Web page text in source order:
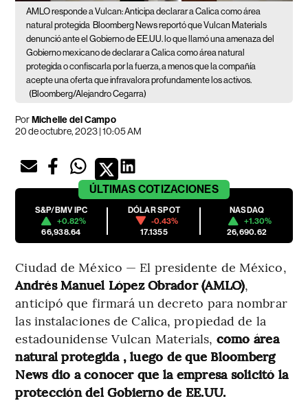
AMLO responde a Vulcan: Anticipa declarar a Calica como área
natural protegida Bloomberg News reportó que Vulcan Materials
denunció ante el Gobierno de EE.UU. lo que llamó una amenaza del
Gobierno mexicano de declarar a Calica como área natural
protegida o confiscarla por la fuerza, a menos que la compañía
acepte una oferta que infravalora profundamente los activos.
(Bloomberg/Alejandro Cegarra)
PorMichelle del Campo
20 de octubre, 2023 | 10:05 AM
ÚLTIMAS COTIZACIONES
S&P/BMV IPC
+0.82%
66,938.64
DÓLAR SPOT
-0.43%
17.1355
NASDAQ
+1.30%
26,690.62
Ciudad de México — El presidente de México,
Andrés Manuel López Obrador (AMLO),
anticipó que firmará un decreto para nombrar
las instalaciones de Calica, propiedad de la
estadounidense Vulcan Materials, como área
natural protegida , luego de que Bloomberg
News dio a conocer que la empresa solicitó la
protección del Gobierno de EE.UU.